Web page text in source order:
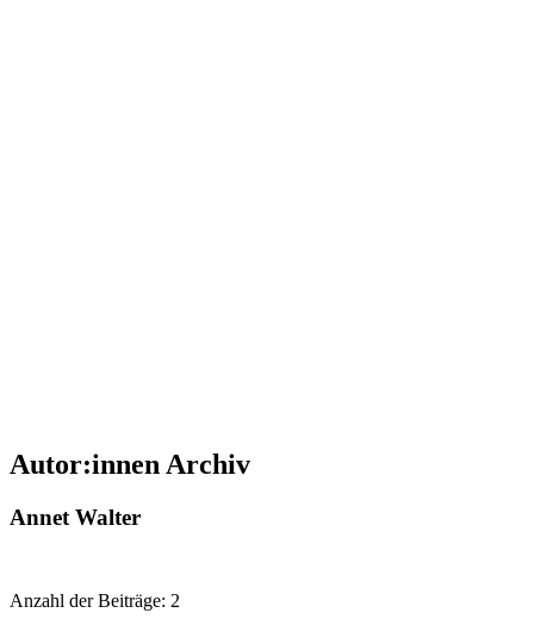
Autor:innen Archiv
Annet Walter
Anzahl der Beiträge: 2